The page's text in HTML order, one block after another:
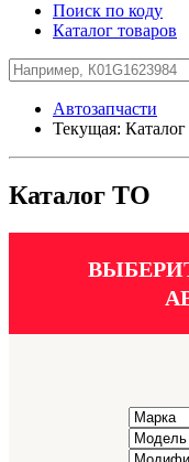
Поиск по коду
Каталог товаров
Автозапчасти
Текущая:
Каталог ТО